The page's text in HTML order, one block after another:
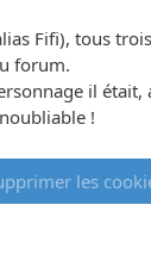
Fifi), tous
forum.
il
!
les